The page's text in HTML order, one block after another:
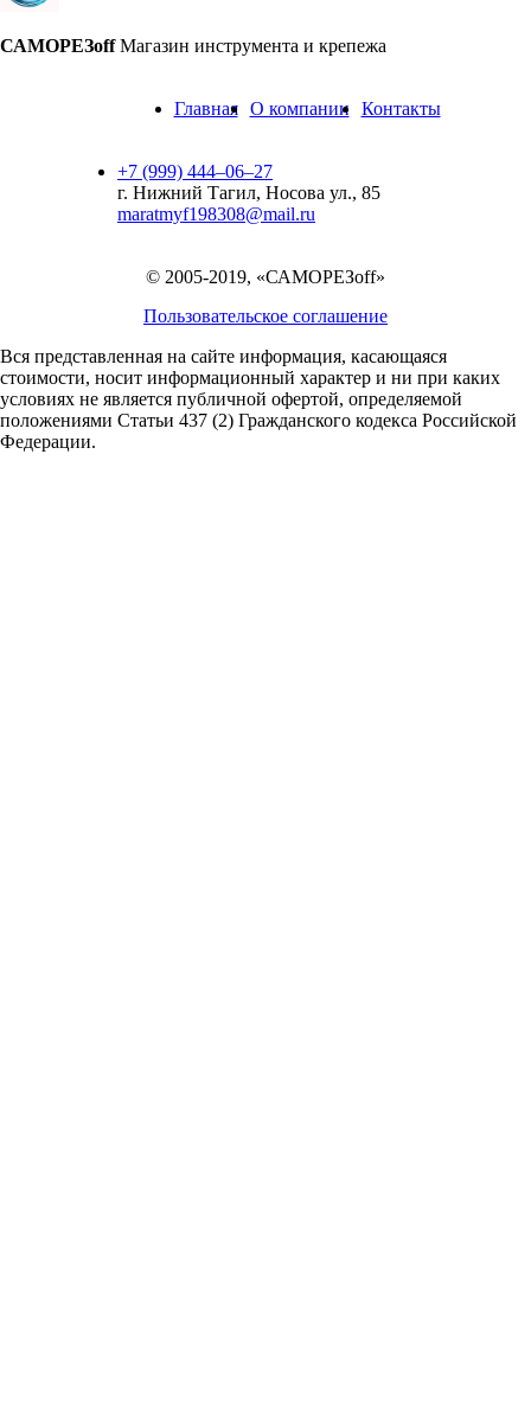
САМОРЕЗoff Магазин инструмента и крепежа
Главная О компании Контакты
+7 (999) 444‒06‒27
г. Нижний Тагил, Носова ул., 85
maratmyf198308@mail.ru
© 2005-2019, «САМОРЕЗoff»
Пользовательское соглашение
Вся представленная на сайте информация, касающаяся
стоимости, носит информационный характер и ни при каких
условиях не является публичной офертой, определяемой
положениями Статьи 437 (2) Гражданского кодекса Российской
Федерации.